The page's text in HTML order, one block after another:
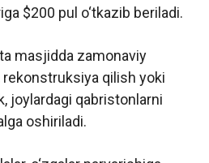
$200 pul o‘tkazib beriladi.
masjidda zamonaviy
qilish yoki
joylardagi qabristonlarni
oshiriladi.